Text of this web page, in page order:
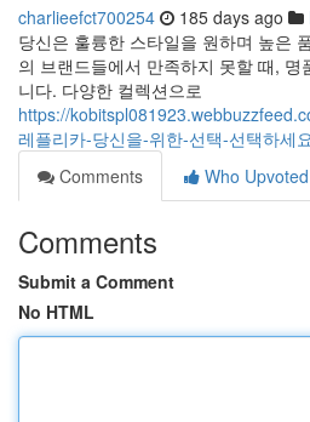
charlieefct700254 185 days ago
당신은 훌륭한 스타일을 원하며 높은
의 브랜드들에서 만족하지 못할 때, 명
니다. 다양한 컬렉션으로
https://
레플리카-당신을-위한-선택-선택하세
Comments
Who Upvoted
Comments
Submit a Comment
No HTML